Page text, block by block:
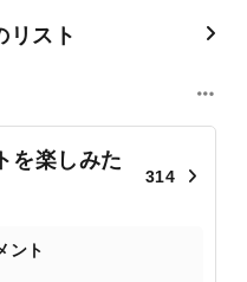
リスト
を楽しみた
314
ント